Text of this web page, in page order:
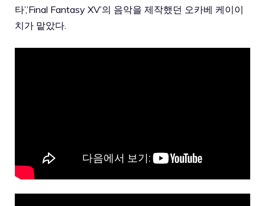
타’,’Final Fantasy XV’의 음악을 제작했던 오카베 케이이
치가 맡았다.